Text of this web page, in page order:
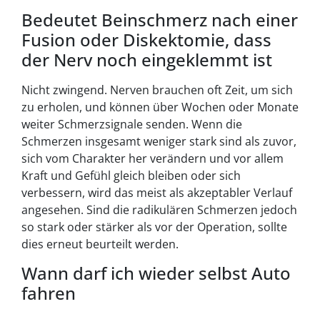
Bedeutet Beinschmerz nach einer
Fusion oder Diskektomie, dass
der Nerv noch eingeklemmt ist
Nicht zwingend. Nerven brauchen oft Zeit, um sich
zu erholen, und können über Wochen oder Monate
weiter Schmerzsignale senden. Wenn die
Schmerzen insgesamt weniger stark sind als zuvor,
sich vom Charakter her verändern und vor allem
Kraft und Gefühl gleich bleiben oder sich
verbessern, wird das meist als akzeptabler Verlauf
angesehen. Sind die radikulären Schmerzen jedoch
so stark oder stärker als vor der Operation, sollte
dies erneut beurteilt werden.
Wann darf ich wieder selbst Auto
fahren